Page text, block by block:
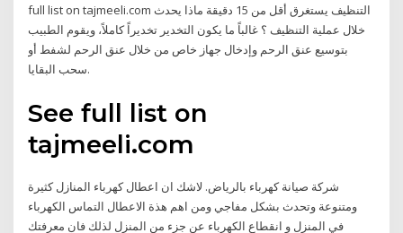
full list on tajmeeli.com التنظيف يستغرق أقل من 15 دقيقة ماذا يحدث
خلال عملية التنظيف ؟ غالباً ما يكون التخدير تخديراً كاملاً، ويقوم الطبيب
بتوسيع عنق الرحم وإدخال جهاز خاص من خلال عنق الرحم لشفط أو
سحب البقايا.
See full list on
tajmeeli.com
شركة صيانة كهرباء بالرياض. لاشك ان اعطال كهرباء المنازل كثيرة
ومتنوعة وتحدث بشكل مفاجي ومن اهم هذة الاعطال التماس الكهرباء
في المنزل و انقطاع الكهرباء عن جزء من المنزل لذلك فان معرفتك